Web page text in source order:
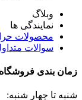
وبلاگ
نمایندگی ها
محصولات
سوالات
زمان بندی فروشگاه
شنبه تا چهار شنبه: